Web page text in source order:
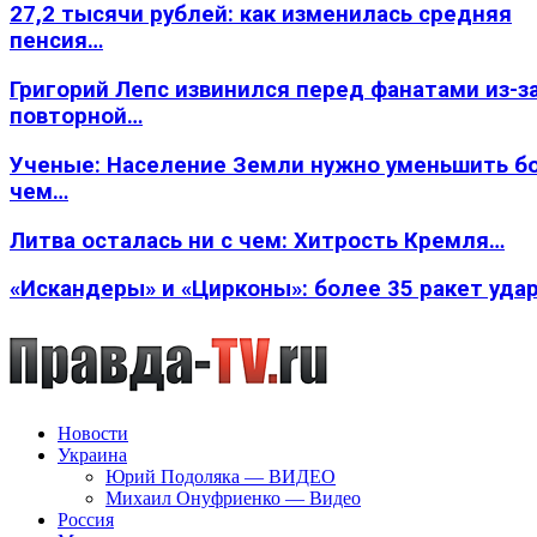
27,2 тысячи рублей: как изменилась средняя
пенсия…
Григорий Лепс извинился перед фанатами из-
повторной…
Ученые: Население Земли нужно уменьшить
чем…
Литва осталась ни с чем: Хитрость Кремля…
«Искандеры» и «Цирконы»: более 35 ракет
Новости
Украина
Юрий Подоляка — ВИДЕО
Михаил Онуфриенко — Видео
Россия